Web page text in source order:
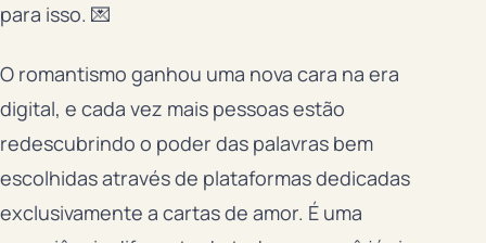
para isso. 💌
O romantismo ganhou uma nova cara na era
digital, e cada vez mais pessoas estão
redescubrindo o poder das palavras bem
escolhidas através de plataformas dedicadas
exclusivamente a cartas de amor. É uma